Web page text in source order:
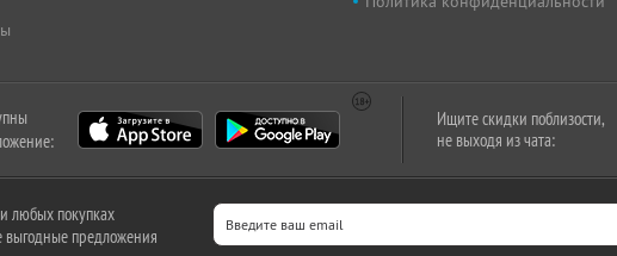
Ищите скидки поблизости,
не выходя из чата:
любых покупках
предложения